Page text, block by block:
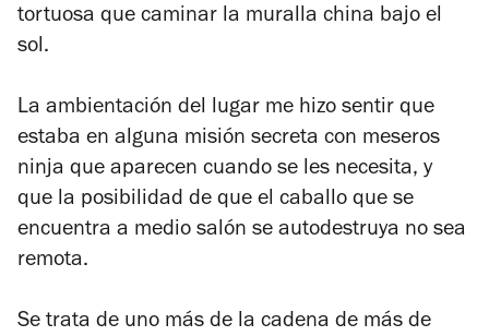
tortuosa que caminar la muralla china bajo el
sol.
La ambientación del lugar me hizo sentir que
estaba en alguna misión secreta con meseros
ninja que aparecen cuando se les necesita, y
que la posibilidad de que el caballo que se
encuentra a medio salón se autodestruya no sea
remota.
Se trata de uno más de la cadena de más de